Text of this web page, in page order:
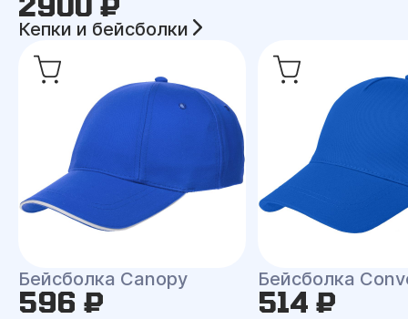
Кепки и бейсболки
Бейсболка Canopy
596 ₽
Бейсболка
514 ₽